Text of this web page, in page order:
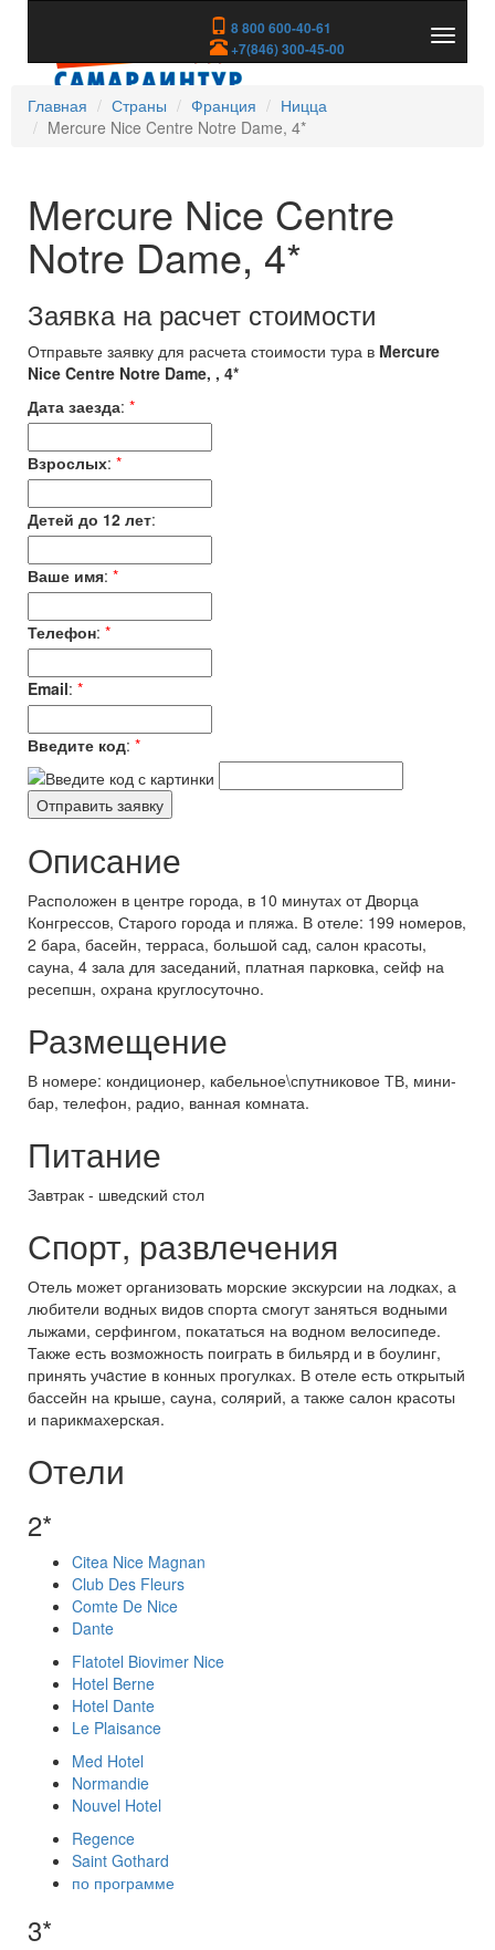
8 800 600-40-61
+7(846) 300-45-00
скрыть
Главная
Страны Франция
Ницца
Mercure Nice Centre Notre Dame, 4*
Mercure Nice Centre
Notre Dame, 4*
Заявка на расчет стоимости
Отправьте заявку для расчета стоимости тура в Mercure
Nice Centre Notre Dame, , 4*
Дата заезда: *
Взрослых: *
Детей до 12 лет:
Ваше имя: *
Телефон: *
Email: *
Введите код: *
Описание
Расположен в центре города, в 10 минутах от Дворца
Конгрессов, Старого города и пляжа. В отеле: 199 номеров,
2 бара, басейн, терраса, большой сад, салон красоты,
сауна, 4 зала для заседаний, платная парковка, сейф на
ресепшн, охрана круглосуточно.
Размещение
В номере: кондиционер, кабельное\спутниковое ТВ, мини-
бар, телефон, радио, ванная комната.
Питание
Завтрак - шведский стол
Спорт, развлечения
Отель может организовать морские экскурсии на лодках, а
любители водных видов спорта смогут заняться водными
лыжами, серфингом, покататься на водном велосипеде.
Также есть возможность поиграть в бильярд и в боулинг,
принять учaстие в конных прогулках. В отеле есть открытый
бассейн на крыше, сауна, солярий, а также салон красоты
и парикмахерская.
Отели
2*
Citea Nice Magnan
Club Des Fleurs
Comte De Nice
Dante
Flatotel Biovimer Nice
Hotel Berne
Hotel Dante
Le Plaisance
Med Hotel
Normandie
Nouvel Hotel
Regence
Saint Gothard
по программе
3*